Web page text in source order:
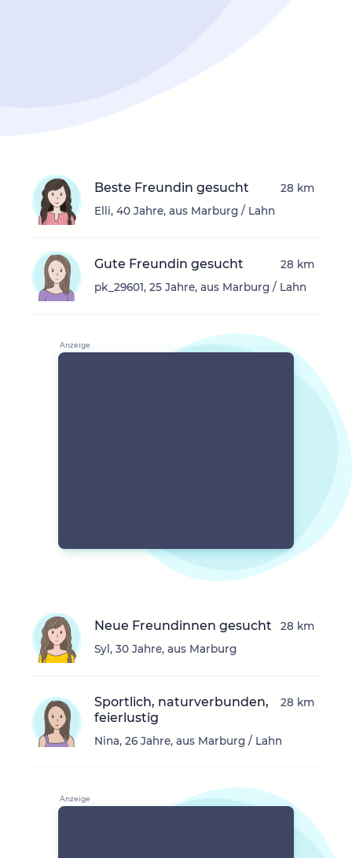
Beste Freundin gesucht
Elli, 40 Jahre, aus Marburg / Lahn
28 km
Gute Freundin gesucht
pk_29601, 25 Jahre, aus Marburg / Lahn
28 km
Neue Freundinnen gesucht
Syl, 30 Jahre, aus Marburg
28 km
Sportlich, naturverbunden,
feierlustig
Nina, 26 Jahre, aus Marburg / Lahn
28 km